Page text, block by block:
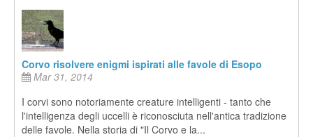
Corvo risolvere enigmi ispirati alle favole di Esopo
Mar 31, 2014
I corvi sono notoriamente creature intelligenti - tanto che
l'intelligenza degli uccelli è riconosciuta nell'antica tradizione
delle favole. Nella storia di "Il Corvo e la...